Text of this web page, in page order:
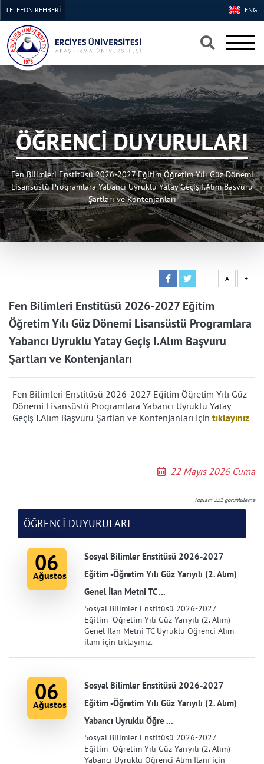
×
×
ENG
TELEFON REHBERİ
ÖĞRENCİ DUYURULARI
Fen Bilimleri Enstitüsü 2026-2027 Eğitim Öğretim Yılı Güz Dönemi
Lisansüstü Programlara Yabancı Uyruklu Yatay Geçiş I.Alım Başvuru
Şartları ve Kontenjanları
- A +
Fen Bilimleri Enstitüsü 2026-2027 Eğitim
Öğretim Yılı Güz Dönemi Lisansüstü Programlara
Yabancı Uyruklu Yatay Geçiş I.Alım Başvuru
Şartları ve Kontenjanları
Fen Bilimleri Enstitüsü 2026-2027 Eğitim Öğretim Yılı Güz
Dönemi Lisansüstü Programlara Yabancı Uyruklu Yatay
Geçiş I.Alım Başvuru Şartları ve Kontenjanları için tıklayınız
22 Mayıs 2026 Cuma
Toplam221 görüntüleme
ÖĞRENCİ DUYURULARI
06
Ağustos
Sosyal Bilimler Enstitüsü 2026-2027
Eğitim -Öğretim Yılı Güz Yarıyılı (2. Alım)
Genel İlan Metni TC ...
Sosyal Bilimler Enstitüsü 2026-2027
Eğitim -Öğretim Yılı Güz Yarıyılı (2. Alım)
Genel İlan Metni TC Uyruklu Öğrenci Alım
ilanı için tıklayınız.
06
Ağustos
Sosyal Bilimler Enstitüsü 2026-2027
Eğitim -Öğretim Yılı Güz Yarıyılı (2. Alım)
Yabancı Uyruklu Öğre ...
Sosyal Bilimler Enstitüsü 2026-2027
Eğitim -Öğretim Yılı Güz Yarıyılı (2. Alım)
Yabancı Uyruklu Öğrenci Alım İlanı için